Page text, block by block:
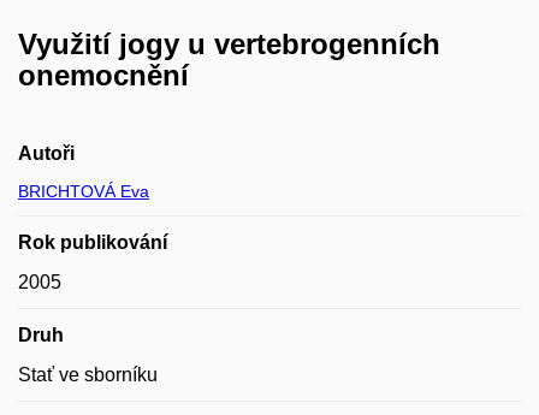
Využití jogy u vertebrogenních
onemocnění
Autoři
BRICHTOVÁ Eva
Rok publikování
2005
Druh
Stať ve sborníku